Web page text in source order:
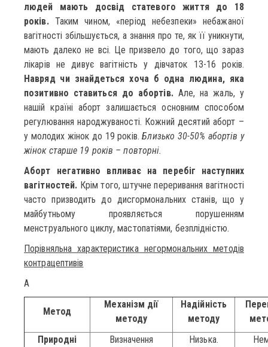
людей мають досвід статевого життя до 18
років.Таким чином, «період небезпеки» небажаної
вагітності збільшується, а знання про те, як її уникнути,
мають далеко не всі. Це призвело до того, що зараз
лікарів не дивує вагітність у дівчаток 13-16 років.
Навряд чи знайдеться хоча б одна людина, яка
позитивно ставиться до абортів.Але, на жаль, у
нашій країні аборт залишається основним способом
регулювання народжуваності. Кожний десятий аборт –
у молодих жінок до 19 років.Близько 30-50% абортів у
жінок старше 19 років – повторні.
Аборт негативно впливає на перебіг наступних
вагітностей. Крім того, штучне переривання вагітності
часто призводить до дисгормональних станів, що у
майбутньому проявляється порушенням
менструального циклу, мастопатіями, безплідністю.
Порівняльна характеристика негормональних методів
контрацептивів
A
Метод
Механізм дії
методу
Надійність
методу
Природні
Визначення
Низька.